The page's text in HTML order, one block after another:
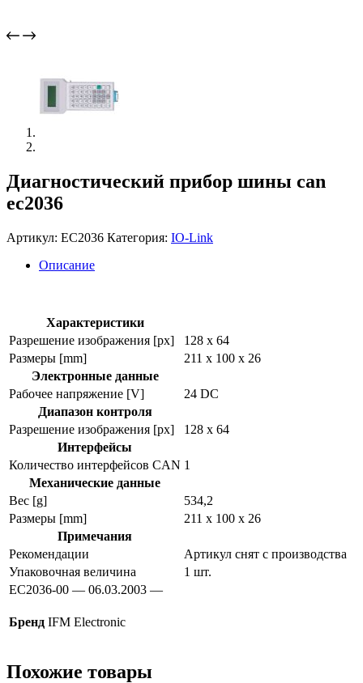
Диагностический прибор шины can
ec2036
Артикул: EC2036 Категория: IO-Link
Описание
Характеристики
Разрешение изображения [px]
128 x 64
Размеры [mm]
211 x 100 x 26
Электронные данные
Рабочее напряжение [V]
24 DC
Диапазон контроля
Разрешение изображения [px]
128 x 64
Интерфейсы
Количество интерфейсов CAN 1
Механические данные
Вес [g]
534,2
Размеры [mm]
211 x 100 x 26
Примечания
Рекомендации
Артикул снят с производства
Упаковочная величина
1 шт.
EC2036-00 — 06.03.2003 —
Бренд IFM Electronic
Похожие товары